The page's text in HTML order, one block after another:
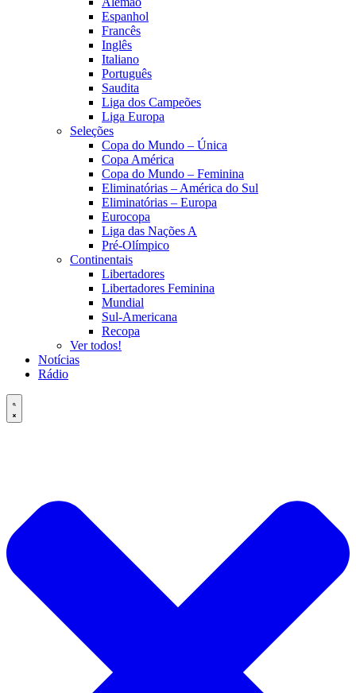
Espanhol
Francês
Inglês
Italiano
Português
Saudita
Liga dos Campeões
Liga Europa
Seleções
Copa do Mundo – Única
Copa América
Copa do Mundo – Feminina
Eliminatórias – América do Sul
Eliminatórias – Europa
Eurocopa
Liga das Nações A
Pré-Olímpico
Continentais
Libertadores
Libertadores Feminina
Mundial
Sul-Americana
Recopa
Ver todos!
Notícias
Rádio